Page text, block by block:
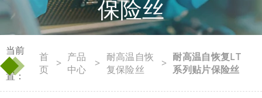
保险丝
◆
◆
当前
位
置：
首
页
> 产品
中心
> 耐高温自恢
复保险丝
> 耐高温自恢复LT
系列贴片保险丝